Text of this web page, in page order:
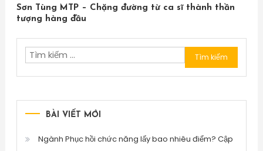
Sơn Tùng MTP – Chặng đường từ ca sĩ thành thần
tượng hàng đầu
Tìm
kiếm
BÀI VIẾT MỚI
Ngành Phục hồi chức năng lấy bao nhiêu điểm? Cập